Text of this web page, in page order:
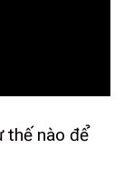
thế nào để